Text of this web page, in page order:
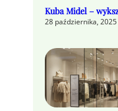
Kuba Midel –
28 października, 2025